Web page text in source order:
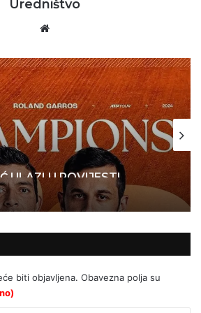
Uredništvo
ULAZI U POVIJEST!
biti objavljena. Obavezna polja su